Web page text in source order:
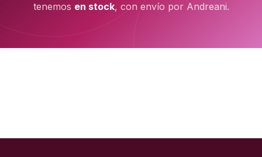
tenemos en stock, con envío por Andreani.